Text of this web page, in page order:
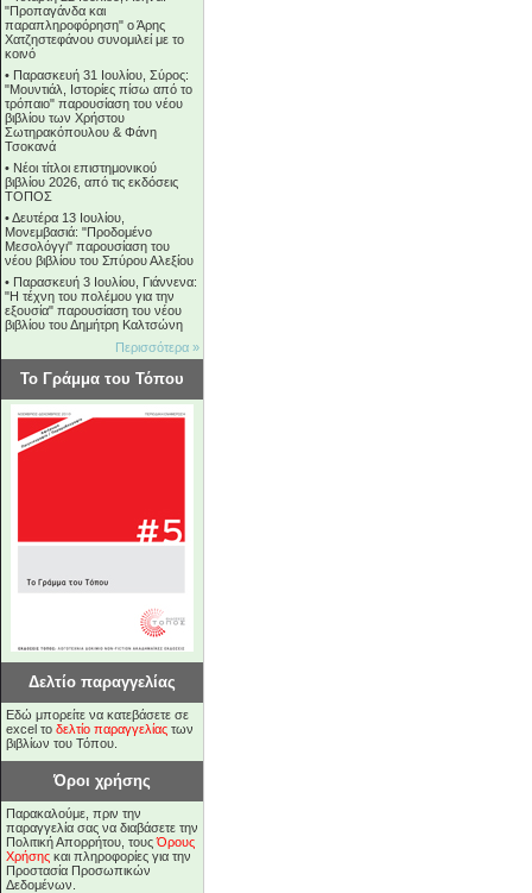
"Προπαγάνδα και
παραπληροφόρηση" ο Άρης
Χατζηστεφάνου συνομιλεί με το
κοινό
• Παρασκευή 31 Ιουλίου, Σύρος:
"Μουντιάλ, Ιστορίες πίσω από το
τρόπαιο" παρουσίαση του νέου
βιβλίου των Χρήστου
Σωτηρακόπουλου & Φάνη
Τσοκανά
• Νέοι τίτλοι επιστημονικού
βιβλίου 2026, από τις εκδόσεις
ΤΟΠΟΣ
•Δευτέρα 13 Ιουλίου,
Μονεμβασιά: "Προδομένο
Μεσολόγγι" παρουσίαση του
νέου βιβλίου του Σπύρου Αλεξίου
• Παρασκευή 3 Ιουλίου, Γιάννενα:
"Η τέχνη του πολέμου για την
εξουσία" παρουσίαση του νέου
βιβλίου του Δημήτρη Καλτσώνη
Περισσότερα »
Το Γράμμα του Τόπου
Δελτίο παραγγελίας
Εδώ μπορείτε να κατεβάσετε σε
excel το δελτίο παραγγελίας των
βιβλίων του Τόπου.
Όροι χρήσης
Παρακαλούμε, πριν την
παραγγελία σας να διαβάσετε την
Πολιτική Απορρήτου, τουςΌρους
Χρήσης και πληροφορίες για την
Προστασία Προσωπικών
Δεδομένων.